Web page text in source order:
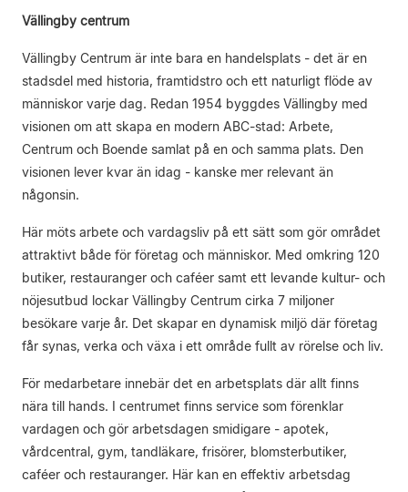
Vällingby centrum
Vällingby Centrum är inte bara en handelsplats - det är en
stadsdel med historia, framtidstro och ett naturligt flöde av
människor varje dag. Redan 1954 byggdes Vällingby med
visionen om att skapa en modern ABC-stad: Arbete,
Centrum och Boende samlat på en och samma plats. Den
visionen lever kvar än idag - kanske mer relevant än
någonsin.
Här möts arbete och vardagsliv på ett sätt som gör området
attraktivt både för företag och människor. Med omkring 120
butiker, restauranger och caféer samt ett levande kultur- och
nöjesutbud lockar Vällingby Centrum cirka 7 miljoner
besökare varje år. Det skapar en dynamisk miljö där företag
får synas, verka och växa i ett område fullt av rörelse och liv.
För medarbetare innebär det en arbetsplats där allt finns
nära till hands. I centrumet finns service som förenklar
vardagen och gör arbetsdagen smidigare - apotek,
vårdcentral, gym, tandläkare, frisörer, blomsterbutiker,
caféer och restauranger. Här kan en effektiv arbetsdag